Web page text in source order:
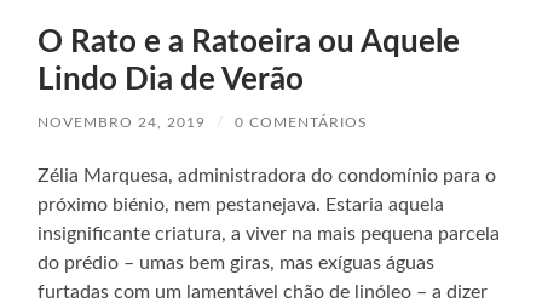
O Rato e a Ratoeira ou Aquele
Lindo Dia de Verão
NOVEMBRO 24, 2019 / 0 COMENTÁRIOS
Zélia Marquesa, administradora do condomínio para o
próximo biénio, nem pestanejava. Estaria aquela
insignificante criatura, a viver na mais pequena parcela
do prédio – umas bem giras, mas exíguas águas
furtadas com um lamentável chão de linóleo – a dizer